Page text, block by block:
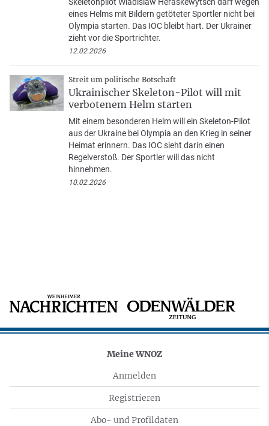
eines Helms mit Bildern getöteter Sportler nicht bei
Olympia starten. Das IOC bleibt hart. Der Ukrainer
zieht vor die Sportrichter.
12.02.2026
Streit um politische Botschaft
Ukrainischer Skeleton-Pilot will mit
verbotenem Helm starten
Mit einem besonderen Helm will ein Skeleton-Pilot
aus der Ukraine bei Olympia an den Krieg in seiner
Heimat erinnern. Das IOC sieht darin einen
Regelverstoß. Der Sportler will das nicht
hinnehmen.
10.02.2026
Meine WNOZ
Anmelden
Registrieren
Abo- und Profildaten